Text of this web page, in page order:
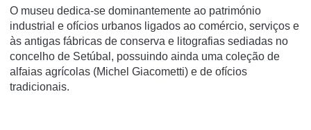
O museu dedica-se dominantemente ao património
industrial e ofícios urbanos ligados ao comércio, serviços e
às antigas fábricas de conserva e litografias sediadas no
concelho de Setúbal, possuindo ainda uma coleção de
alfaias agrícolas (Michel Giacometti) e de ofícios
tradicionais.